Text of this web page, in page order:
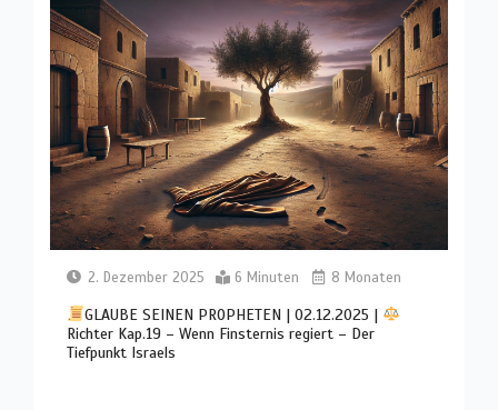
2. Dezember 2025 6 Minuten 8 Monaten
GLAUBE SEINEN PROPHETEN | 02.12.2025 |
Richter Kap.19 – Wenn Finsternis regiert – Der
Tiefpunkt Israels